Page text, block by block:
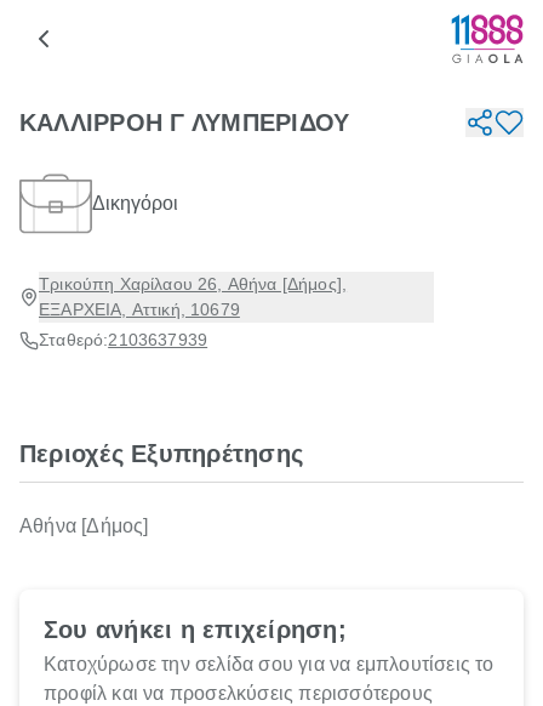
ΚΑΛΛΙΡΡΟΗ Γ ΛΥΜΠΕΡΙΔΟΥ
Δικηγόροι
Τρικούπη Χαρίλαου 26, Αθήνα [Δήμος],
ΕΞΑΡΧΕΙΑ, Αττική, 10679
Σταθερό:2103637939
Περιοχές Εξυπηρέτησης
Αθήνα [Δήμος]
Σου ανήκει η επιχείρηση;
Κατοχύρωσε την σελίδα σου για να εμπλουτίσεις το
προφίλ και να προσελκύσεις περισσότερους